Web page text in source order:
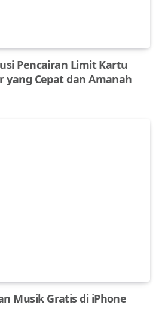
Pencairan Limit Kartu
yang Cepat dan Amanah
Musik Gratis di iPhone